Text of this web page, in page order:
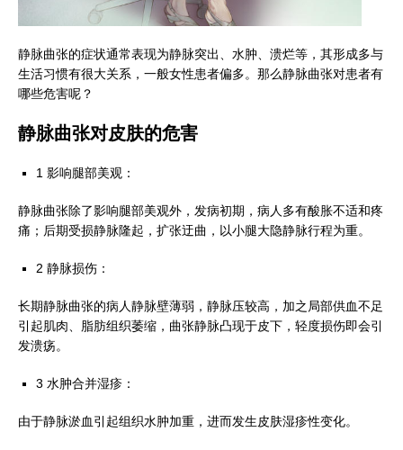
静脉曲张的症状通常表现为静脉突出、水肿、溃烂等，其形成多与
生活习惯有很大关系，一般女性患者偏多。那么静脉曲张对患者有
哪些危害呢？
静脉曲张对皮肤的危害
1 影响腿部美观：
静脉曲张除了影响腿部美观外，发病初期，病人多有酸胀不适和疼
痛；后期受损静脉隆起，扩张迂曲，以小腿大隐静脉行程为重。
2 静脉损伤：
长期静脉曲张的病人静脉壁薄弱，静脉压较高，加之局部供血不足
引起肌肉、脂肪组织萎缩，曲张静脉凸现于皮下，轻度损伤即会引
发溃疡。
3 水肿合并湿疹：
由于静脉淤血引起组织水肿加重，进而发生皮肤湿疹性变化。